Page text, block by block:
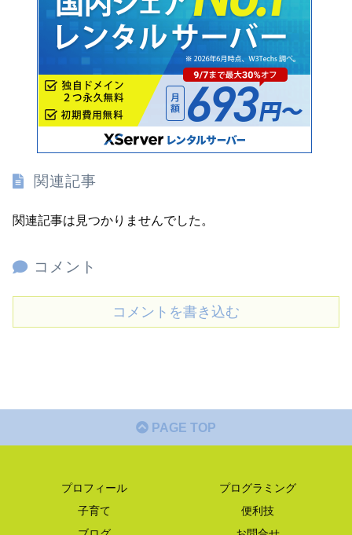
関連記事
関連記事は見つかりませんでした。
コメント
コメントを書き込む
PAGE TOP
プロフィール
プログラミング
子育て
便利技